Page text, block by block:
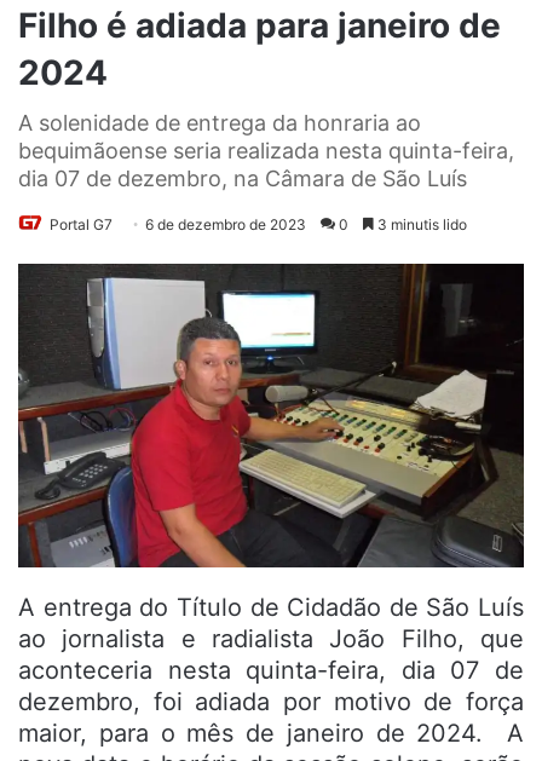
Filho é adiada para janeiro de
2024
A solenidade de entrega da honraria ao
bequimãoense seria realizada nesta quinta-feira,
dia 07 de dezembro, na Câmara de São Luís
Portal G7 6 de dezembro de 2023 0 3 minutis lido
A entrega do Título de Cidadão de São Luís
ao jornalista e radialista João Filho, que
aconteceria nesta quinta-feira, dia 07 de
dezembro, foi adiada por motivo de força
maior, para o mês de janeiro de 2024. A